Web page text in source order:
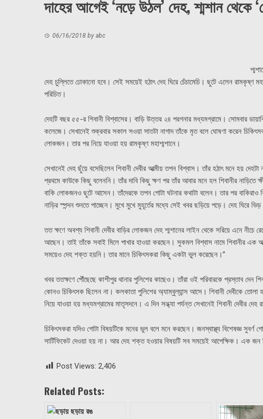
দাহের আগেই ‘নড়ে উঠল’ দেহ, শ্মশান থেকে
06/16/2018 by abc
দেহ চুল্লিতে ঢোকানো হবে। সেই সময়েই হঠাৎ দেহ ঘিরে চেঁচামেচি। ছুটে এলেন রামকৃষ্ণ
পরিচিত।
দেহটি বছর ৫৫-র শিবানী বিশ্বাসের। বাড়ি উত্তর ২৪ পরগনার মধ্যমগ্রামে। সোমবার
কলেজে। সেখানেই শুক্রবার সকাল সওয়া সাতটা নাগাদ তাঁকে মৃত বলে ঘোষণা করেন
লোকজন। তার পর নিয়ে যাওয়া হয় রামকৃষ্ণ মহাশ্মশানে।
সেখানেই দেহ ছুঁয়ে বসেছিলেন শিবানী দেবীর আত্মীয় তপন বিশ্বাস। তাঁর হঠাৎ মনে হয়
প্রথমে কাউকে কিছু বলেননি। তাঁর দাবি কিছু ক্ষণ পর তাঁর আবার মনে হল শিবানীর নাড়িতে
বাকি লোকজনও ছুটে আসেন। তাঁদেরকে তপন গোটা ঘটনার কথাটা বলেন। তার পর বাকিরাও
নাড়ির স্পন্দন শুনতে পাচ্ছেন। মুখে মুখে মুহূর্তের মধ্যে সেই খবর ছড়িয়ে পড়ে। দেহ ঘিরে ভিড়
তত ক্ষণে অবশ্য শিবানী দেবীর বাড়ির লোকজন দেহ শ্মশানের লাইন থেকে সরিয়ে এনে নীচে
আছেন। তাই তাঁকে সবাই মিলে পাখার হাওয়া করছেন। সুকমল বিশ্বাস নামে শিবানীর এক
সময়েও দেহ শক্ত হয়নি। তার মানে চিকিৎসকরা কিছু একটা ভুল করেছেন।”
খবর ততক্ষণে পৌঁছেছে কাশীপুর থানার পুলিশের কাছেও। তাঁরা ওই পরিবারকে প্রস্তাব দেন
কোনও চিকিৎসক ছিলেন না। কলকাতা পুলিশের অ্যাম্বুল্যান্স আসে। শিবানী দেবীকে
নিয়ে যাওয়া হয় মধ্যমগ্রামের মাতৃসদনে। এ দিন সন্ধ্যা পর্যন্ত সেখানেই শিবানী দেবীর দেহ
চিকিৎসকরা যদিও গোটা বিষয়টিকে মনের ভুল বলে মনে করছেন। জনস্বাস্থ্য বিশেষজ্ঞ সুবর্ণ
সার্টিফিকেট দেওয়া হয় না। আর দেহ শক্ত হওয়ার বিষয়টি সব সময়েই আপেক্ষিক। এক জন
Post Views: 2,406
Related Posts: